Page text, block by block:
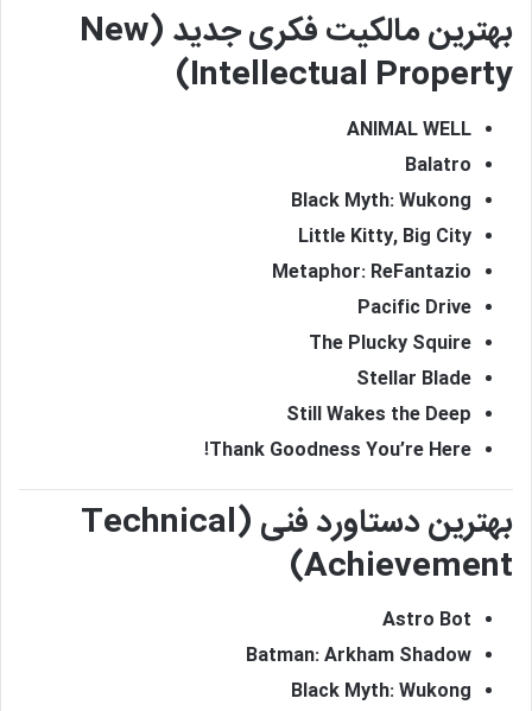
بهترین مالکیت فکری جدید (New
Intellectual Property)
ANIMAL WELL
Balatro
Black Myth: Wukong
Little Kitty, Big City
Metaphor: ReFantazio
Pacific Drive
The Plucky Squire
Stellar Blade
Still Wakes the Deep
Thank Goodness You’re Here!
بهترین دستاورد فنی (Technical
Achievement)
Astro Bot
Batman: Arkham Shadow
Black Myth: Wukong